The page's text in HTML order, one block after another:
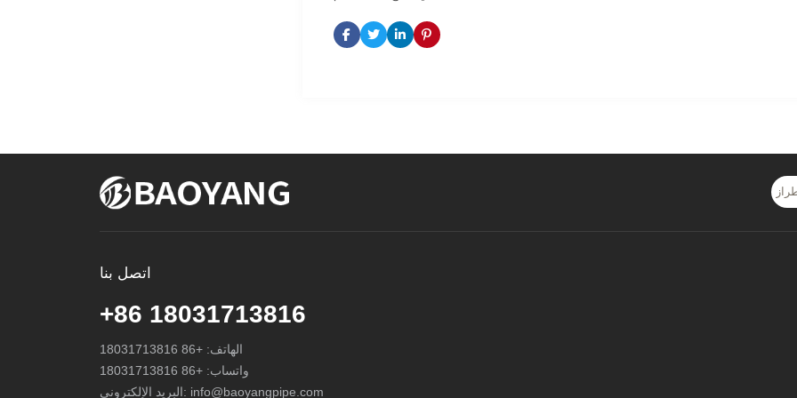
اتصل بنا
+86 18031713816
الهاتف: +86 18031713816
واتساب: +86 18031713816
البريد الإلكتروني: info@baoyangpipe.com